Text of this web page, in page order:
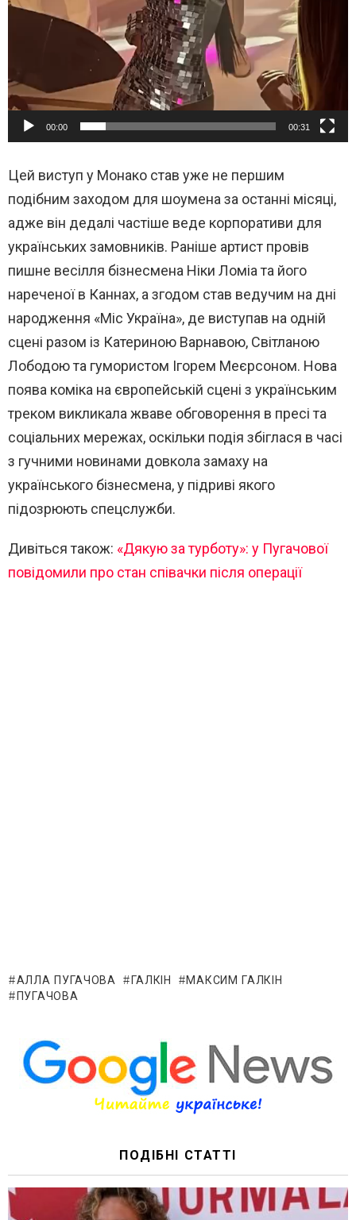
00:00 00:31
Цей виступ у Монако став уже не першим
подібним заходом для шоумена за останні місяці,
адже він дедалі частіше веде корпоративи для
українських замовників. Раніше артист провів
пишне весілля бізнесмена Ніки Ломіа та його
нареченої в Каннах, а згодом став ведучим на дні
народження «Міс Україна», де виступав на одній
сцені разом із Катериною Варнавою, Світланою
Лободою та гумористом Ігорем Меєрсоном. Нова
поява коміка на європейській сцені з українським
треком викликала жваве обговорення в пресі та
соціальних мережах, оскільки подія збіглася в часі
з гучними новинами довкола замаху на
українського бізнесмена, у підриві якого
підозрюють спецслужби.
Дивіться також: «Дякую за турботу»: у Пугачової
повідомили про стан співачки після операції
АЛЛА ПУГАЧОВА ГАЛКІН
МАКСИМ ГАЛКІН
ПУГАЧОВА
ПОДІБНІ СТАТТІ